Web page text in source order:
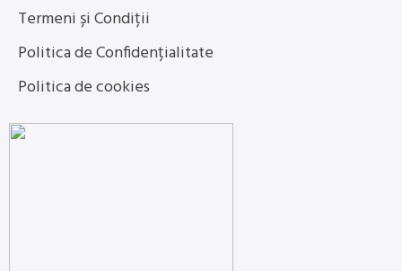
Termeni și Condiții
Politica de Confidențialitate
Politica de cookies